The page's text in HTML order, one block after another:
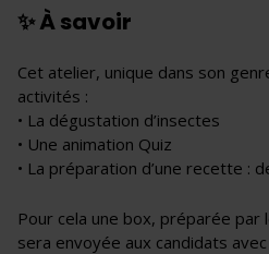
✨ À savoir
Cet atelier, unique dans son
activités :
• La dégustation d’insectes
• Une animation Quiz
• La préparation d’une recette :
Pour cela une box, préparée par
sera envoyée aux candidats